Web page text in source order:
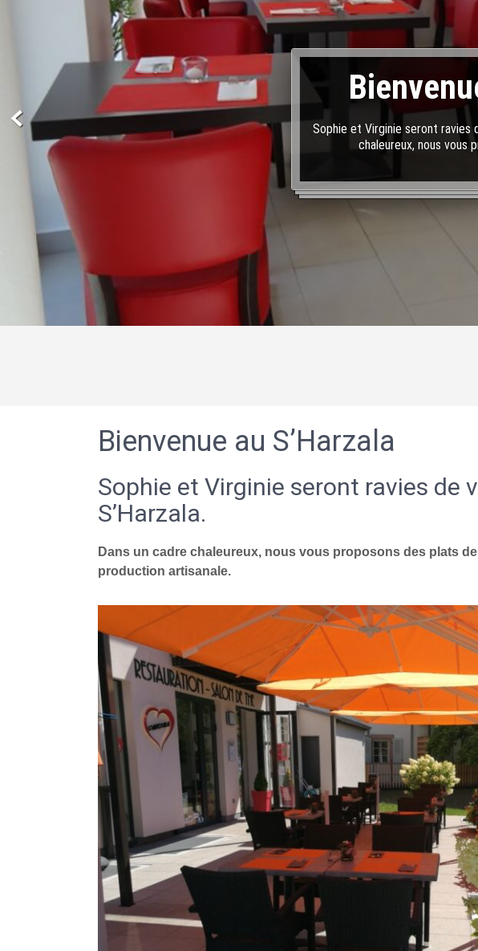
Sophie et Virginie seront ravies
chaleureux, nous vous
Bienvenue au S’Harzala
Sophie et Virginie seront ravies de
S’Harzala.
Dans un cadre chaleureux, nous vous proposons des plats
production artisanale.